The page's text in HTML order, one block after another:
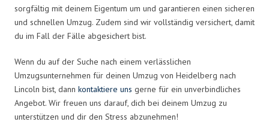
sorgfältig mit deinem Eigentum um und garantieren einen sicheren
und schnellen Umzug. Zudem sind wir vollständig versichert, damit
du im Fall der Fälle abgesichert bist.
Wenn du auf der Suche nach einem verlässlichen
Umzugsunternehmen für deinen Umzug von Heidelberg nach
Lincoln bist, dann kontaktiere uns gerne für ein unverbindliches
Angebot. Wir freuen uns darauf, dich bei deinem Umzug zu
unterstützen und dir den Stress abzunehmen!